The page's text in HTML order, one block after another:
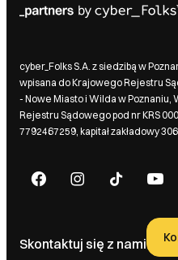
cyber_Folks S.A. z siedzibą w
wpisana do Krajowego Rejestru
- Nowe Miasto i Wilda w Poznaniu,
Rejestru Sądowego pod nr KRS
7792467259, kapitał zakładowy
Skontaktuj się z nami